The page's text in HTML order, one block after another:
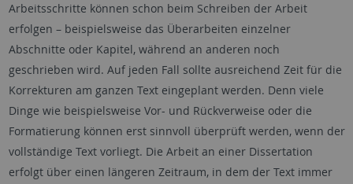
Arbeitsschritte können schon beim Schreiben der Arbeit
erfolgen – beispielsweise das Überarbeiten einzelner
Abschnitte oder Kapitel, während an anderen noch
geschrieben wird. Auf jeden Fall sollte ausreichend Zeit für die
Korrekturen am ganzen Text eingeplant werden. Denn viele
Dinge wie beispielsweise Vor- und Rückverweise oder die
Formatierung können erst sinnvoll überprüft werden, wenn der
vollständige Text vorliegt. Die Arbeit an einer Dissertation
erfolgt über einen längeren Zeitraum, in dem der Text immer